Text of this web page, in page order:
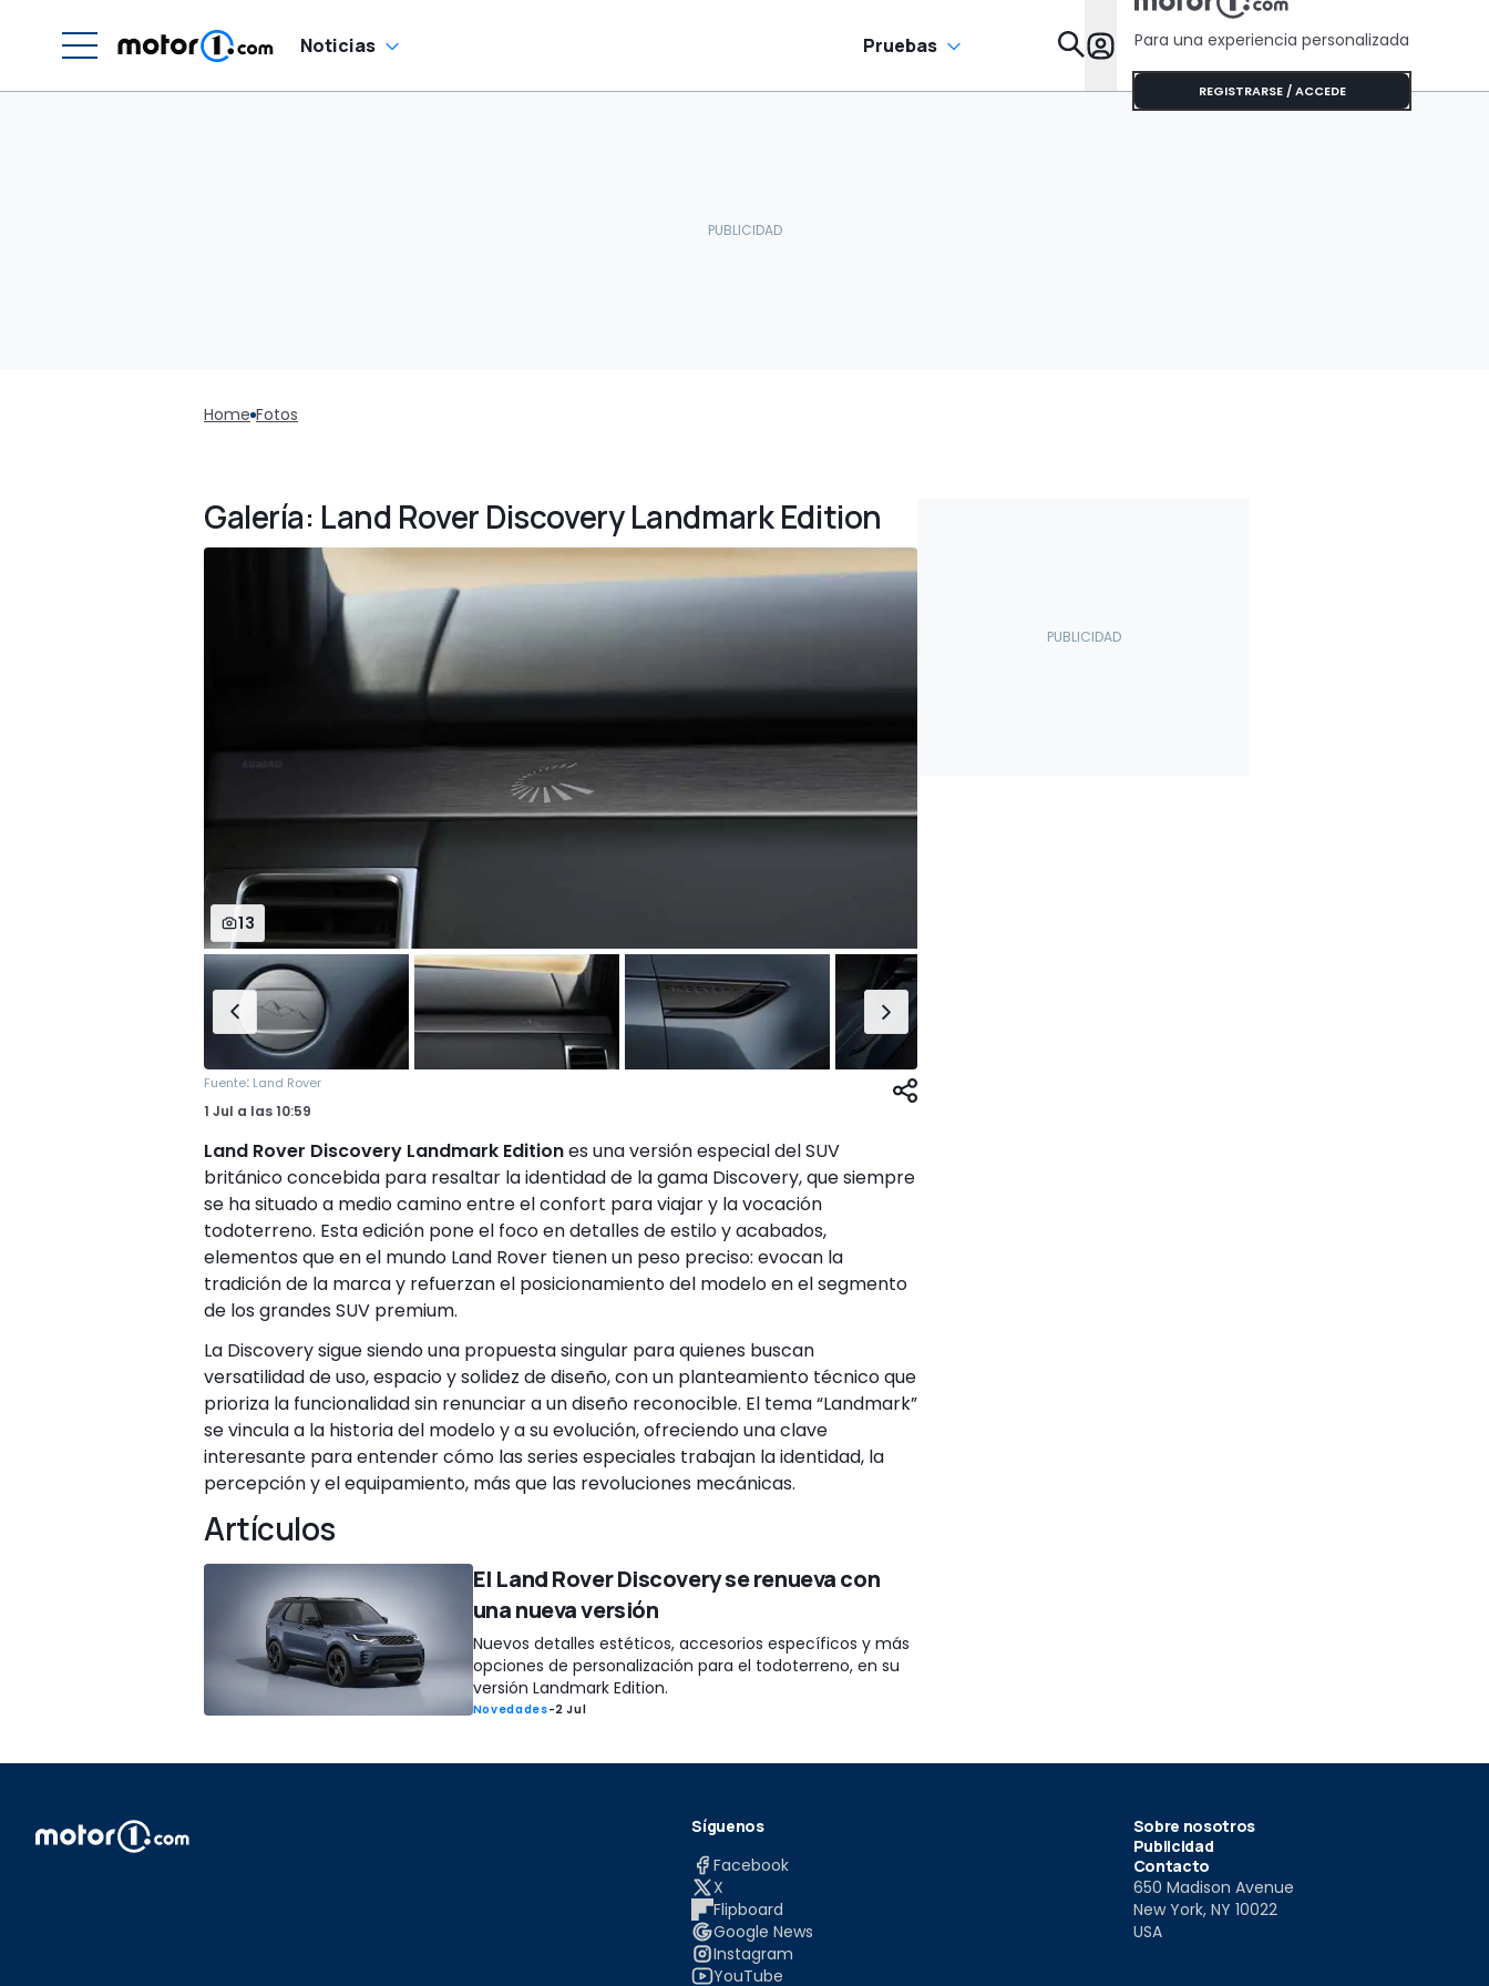
Noticias Pruebas Para una experiencia personalizada
REGISTRARSE / ACCEDE
Home Fotos
Galería: Land Rover Discovery Landmark Edition
13
Fuente: Land Rover
1 Jul a las10:59
Land Rover Discovery Landmark Editiones una versión especial del SUV
británico concebida para resaltar la identidad de la gama Discovery, que siempre
se ha situado a medio camino entre el confort para viajar y la vocación
todoterreno. Esta edición pone el foco en detalles de estilo y acabados,
elementos que en el mundo Land Rover tienen un peso preciso: evocan la
tradición de la marca y refuerzan el posicionamiento del modelo en el segmento
de los grandes SUV premium.
La Discovery sigue siendo una propuesta singular para quienes buscan
versatilidad de uso, espacio y solidez de diseño, con un planteamiento técnico que
prioriza la funcionalidad sin renunciar a un diseño reconocible. El tema “Landmark”
se vincula a la historia del modelo y a su evolución, ofreciendo una clave
interesante para entender cómo las series especiales trabajan la identidad, la
percepción y el equipamiento, más que las revoluciones mecánicas.
Artículos
El Land Rover Discovery se renueva con
una nueva versión
Nuevos detalles estéticos, accesorios específicos y más
opciones de personalización para el todoterreno, en su
versión Landmark Edition.
Novedades-2 Jul
Síguenos
Facebook
X
Flipboard
Google News
Instagram
YouTube
Sobre nosotros
Publicidad
Contacto
650 Madison Avenue
New York, NY 10022
USA